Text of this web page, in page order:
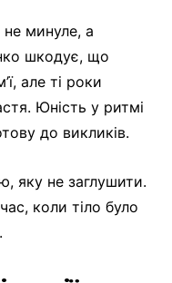
минуле, а
шкодує, що
але ті роки
Юність у ритмі
до викликів.
яку не заглушити.
коли тіло було